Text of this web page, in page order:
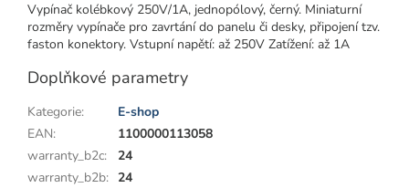
Vypínač kolébkový 250V/1A, jednopólový, černý. Miniaturní
rozměry vypínače pro zavrtání do panelu či desky, připojení tzv.
faston konektory. Vstupní napětí: až 250V Zatížení: až 1A
Doplňkové parametry
Kategorie:
E-shop
EAN:
1100000113058
warranty_b2c:
24
warranty_b2b: 24